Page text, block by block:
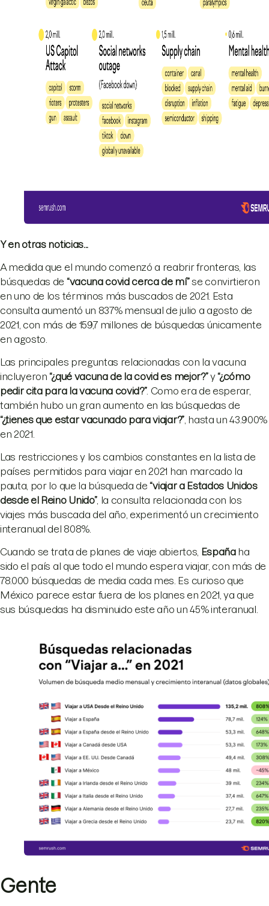
Y en otras noticias...
A medida que el mundo comenzó a reabrir fronteras, las
búsquedas de “vacuna covid cerca de mí”se convirtieron
en uno de los términos más buscados de 2021. Esta
consulta aumentó un 837% mensual de julio a agosto de
2021, con más de 159,7 millones de búsquedas únicamente
en agosto.
Las principales preguntas relacionadas con la vacuna
incluyeron“¿qué vacuna de la covid es mejor?”y“¿cómo
pedir cita para la vacuna covid?”. Como era de esperar,
también hubo un gran aumento en las búsquedas de
“¿tienes que estar vacunado para viajar?”, hasta un 43.900%
en 2021.
Las restricciones y los cambios constantes en la lista de
países permitidos para viajar en 2021 han marcado la
pauta, por lo que la búsqueda de“viajar a Estados Unidos
desde el Reino Unido”, la consulta relacionada con los
viajes más buscada del año, experimentó un crecimiento
interanual del 808%.
Cuando se trata de planes de viaje abiertos, Españaha
sido el país al que todo el mundo espera viajar, con más de
78.000 búsquedas de media cada mes. Es curioso que
México parece estar fuera de los planes en 2021, ya que
sus búsquedas ha disminuido este año un 45% interanual.
Gente